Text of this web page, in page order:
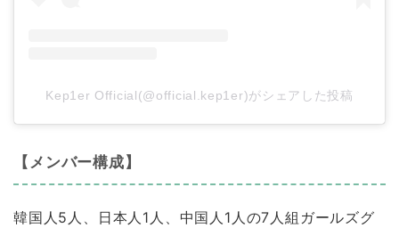
Kep1er Official(@official.kep1er)がシェアした投稿
【メンバー構成】
韓国人5人、日本人1人、中国人1人の7人組ガールズグ